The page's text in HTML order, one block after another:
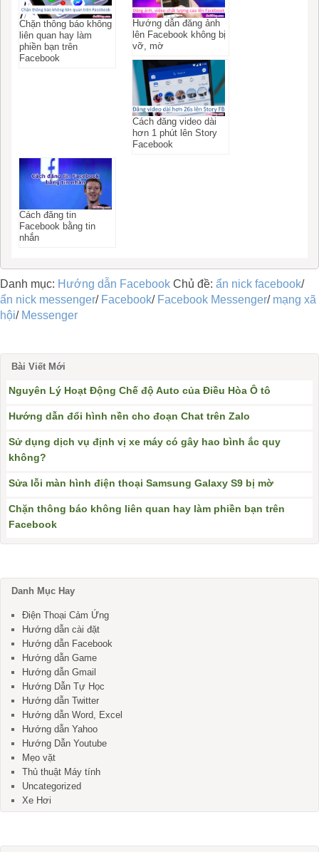
Chặn thông báo không
liên quan hay làm
phiền bạn trên
Facebook
Hướng dẫn đăng ảnh
lên Facebook không bị
vỡ, mờ
Cách đăng video dài
hơn 1 phút lên Story
Facebook
Cách đăng tin
Facebook bằng tin
nhắn
Danh mục: Hướng dẫn Facebook Chủ đề: ẩn nick facebook/
ẩn nick messenger/ Facebook/ Facebook Messenger/ mạng xã
hội/ Messenger
Bài Viết Mới
Nguyên Lý Hoạt Động Chế độ Auto của Điều Hòa Ô tô
Hướng dẫn đổi hình nền cho đoạn Chat trên Zalo
Sử dụng dịch vụ định vị xe máy có gây hao bình ắc quy
không?
Sửa lỗi màn hình điện thoại Samsung Galaxy S9 bị mờ
Chặn thông báo không liên quan hay làm phiền bạn trên
Facebook
Danh Mục Hay
Điện Thoại Cảm Ứng
Hướng dẫn cài đặt
Hướng dẫn Facebook
Hướng dẫn Game
Hướng dẫn Gmail
Hướng Dẫn Tự Học
Hướng dẫn Twitter
Hướng dẫn Word, Excel
Hướng dẫn Yahoo
Hướng Dẫn Youtube
Mẹo vặt
Thủ thuật Máy tính
Uncategorized
Xe Hơi